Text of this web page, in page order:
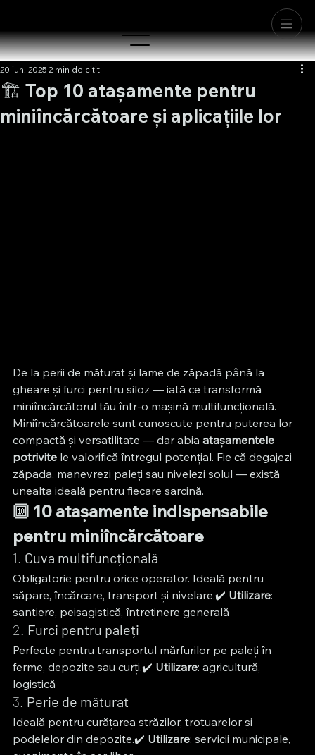
🏗️ Top 10 atașamente pentru
miniîncărcătoare și aplicațiile lor
20 iun. 2025 2 min de citit
De la perii de măturat și lame de zăpadă până la
gheare și furci pentru siloz — iată ce transformă
miniîncărcătorul tău într-o mașină multifuncțională.
Miniîncărcătoarele sunt cunoscute pentru puterea lor
compactă și versatilitate — dar abia atașamentele
potrivite le valorifică întregul potențial. Fie că degajezi
zăpada, manevrezi paleți sau nivelezi solul — există
unealta ideală pentru fiecare sarcină.
🔟 10 atașamente indispensabile
pentru miniîncărcătoare
1. Cuva multifuncțională
Obligatorie pentru orice operator. Ideală pentru
săpare, încărcare, transport și nivelare.✔️ Utilizare:
șantiere, peisagistică, întreținere generală
2. Furci pentru paleți
Perfecte pentru transportul mărfurilor pe paleți în
ferme, depozite sau curți.✔️ Utilizare: agricultură,
logistică
3. Perie de măturat
Ideală pentru curățarea străzilor, trotuarelor și
podelelor din depozite.✔️ Utilizare: servicii municipale,